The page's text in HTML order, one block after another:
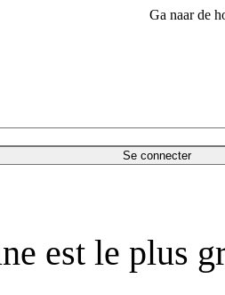
Ga naar de
Se connecter
est le plus